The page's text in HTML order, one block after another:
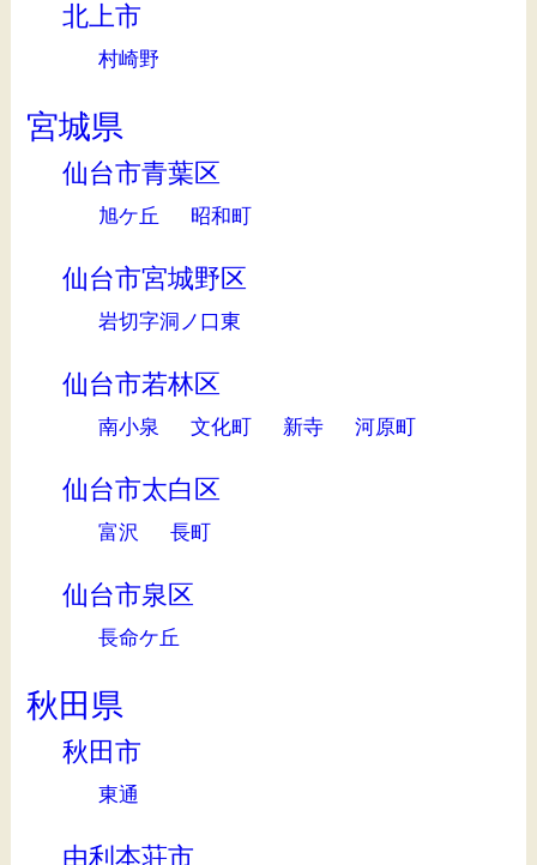
北上市
村崎野
宮城県
仙台市青葉区
旭ケ丘 昭和町
仙台市宮城野区
岩切字洞ノ口東
仙台市若林区
南小泉 文化町 新寺 河原町
仙台市太白区
富沢 長町
仙台市泉区
長命ケ丘
秋田県
秋田市
東通
由利本荘市